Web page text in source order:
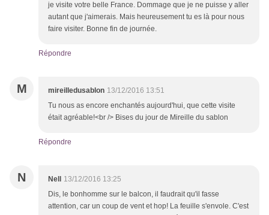
je visite votre belle France. Dommage que je ne puisse y aller
autant que j'aimerais. Mais heureusement tu es là pour nous
faire visiter. Bonne fin de journée.
Répondre
M mireilledusablon 13/12/2016 13:51
Tu nous as encore enchantés aujourd'hui, que cette visite
était agréable!<br /> Bises du jour de Mireille du sablon
Répondre
N Nell
13/12/2016 13:25
Dis, le bonhomme sur le balcon, il faudrait qu'il fasse
attention, car un coup de vent et hop! La feuille s'envole. C'est